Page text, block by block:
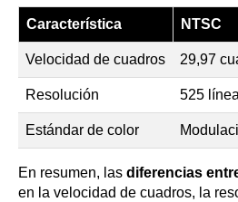
Característica NTSC
Velocidad de cuadros 29,97
Resolución 525
Estándar de color
En resumen, las diferencias
en la velocidad de cuadros, la